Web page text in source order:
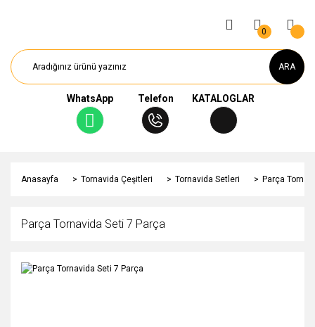
ARA
WhatsApp Telefon KATALOGLAR
0
Anasayfa Tornavida Çeşitleri Tornavida Setleri Parça
Parça Tornavida Seti 7 Parça